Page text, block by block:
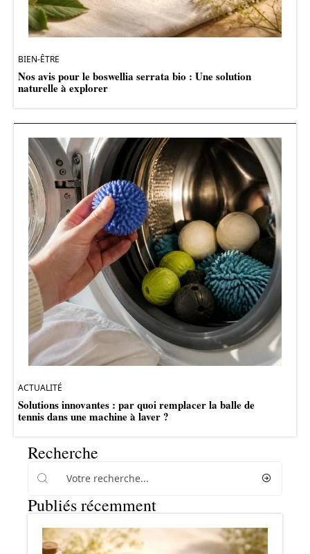
BIEN-ÊTRE
Nos avis pour le boswellia serrata bio : Une solution
naturelle à explorer
ACTUALITÉ
Solutions innovantes : par quoi remplacer la balle de
tennis dans une machine à laver ?
Recherche
Publiés récemment